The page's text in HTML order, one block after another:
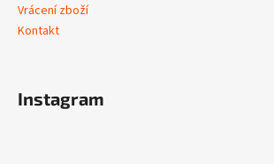
Vrácení zboží
Kontakt
Instagram